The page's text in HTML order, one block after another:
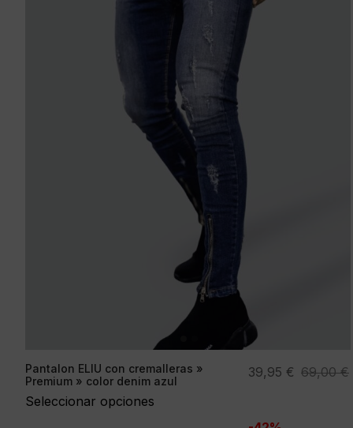
Pantalon ELIU con cremalleras »
Premium » color denim azul
Seleccionar opciones
69,00€
El
39,95 €
El